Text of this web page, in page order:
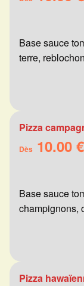
Base sauce
terre, reblochon
Pizza
Dès 10.00 €
Base sauce
champignons,
Pizza